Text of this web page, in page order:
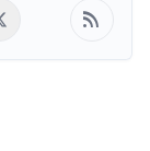
rss_feed